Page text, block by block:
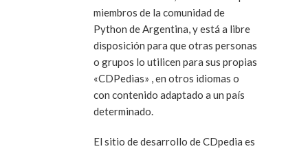
miembros de la comunidad de
Python de Argentina, y está a libre
disposición para que otras personas
o grupos lo utilicen para sus propias
«CDPedias» , en otros idiomas o
con contenido adaptado a un país
determinado.
El sitio de desarrollo de CDpedia es